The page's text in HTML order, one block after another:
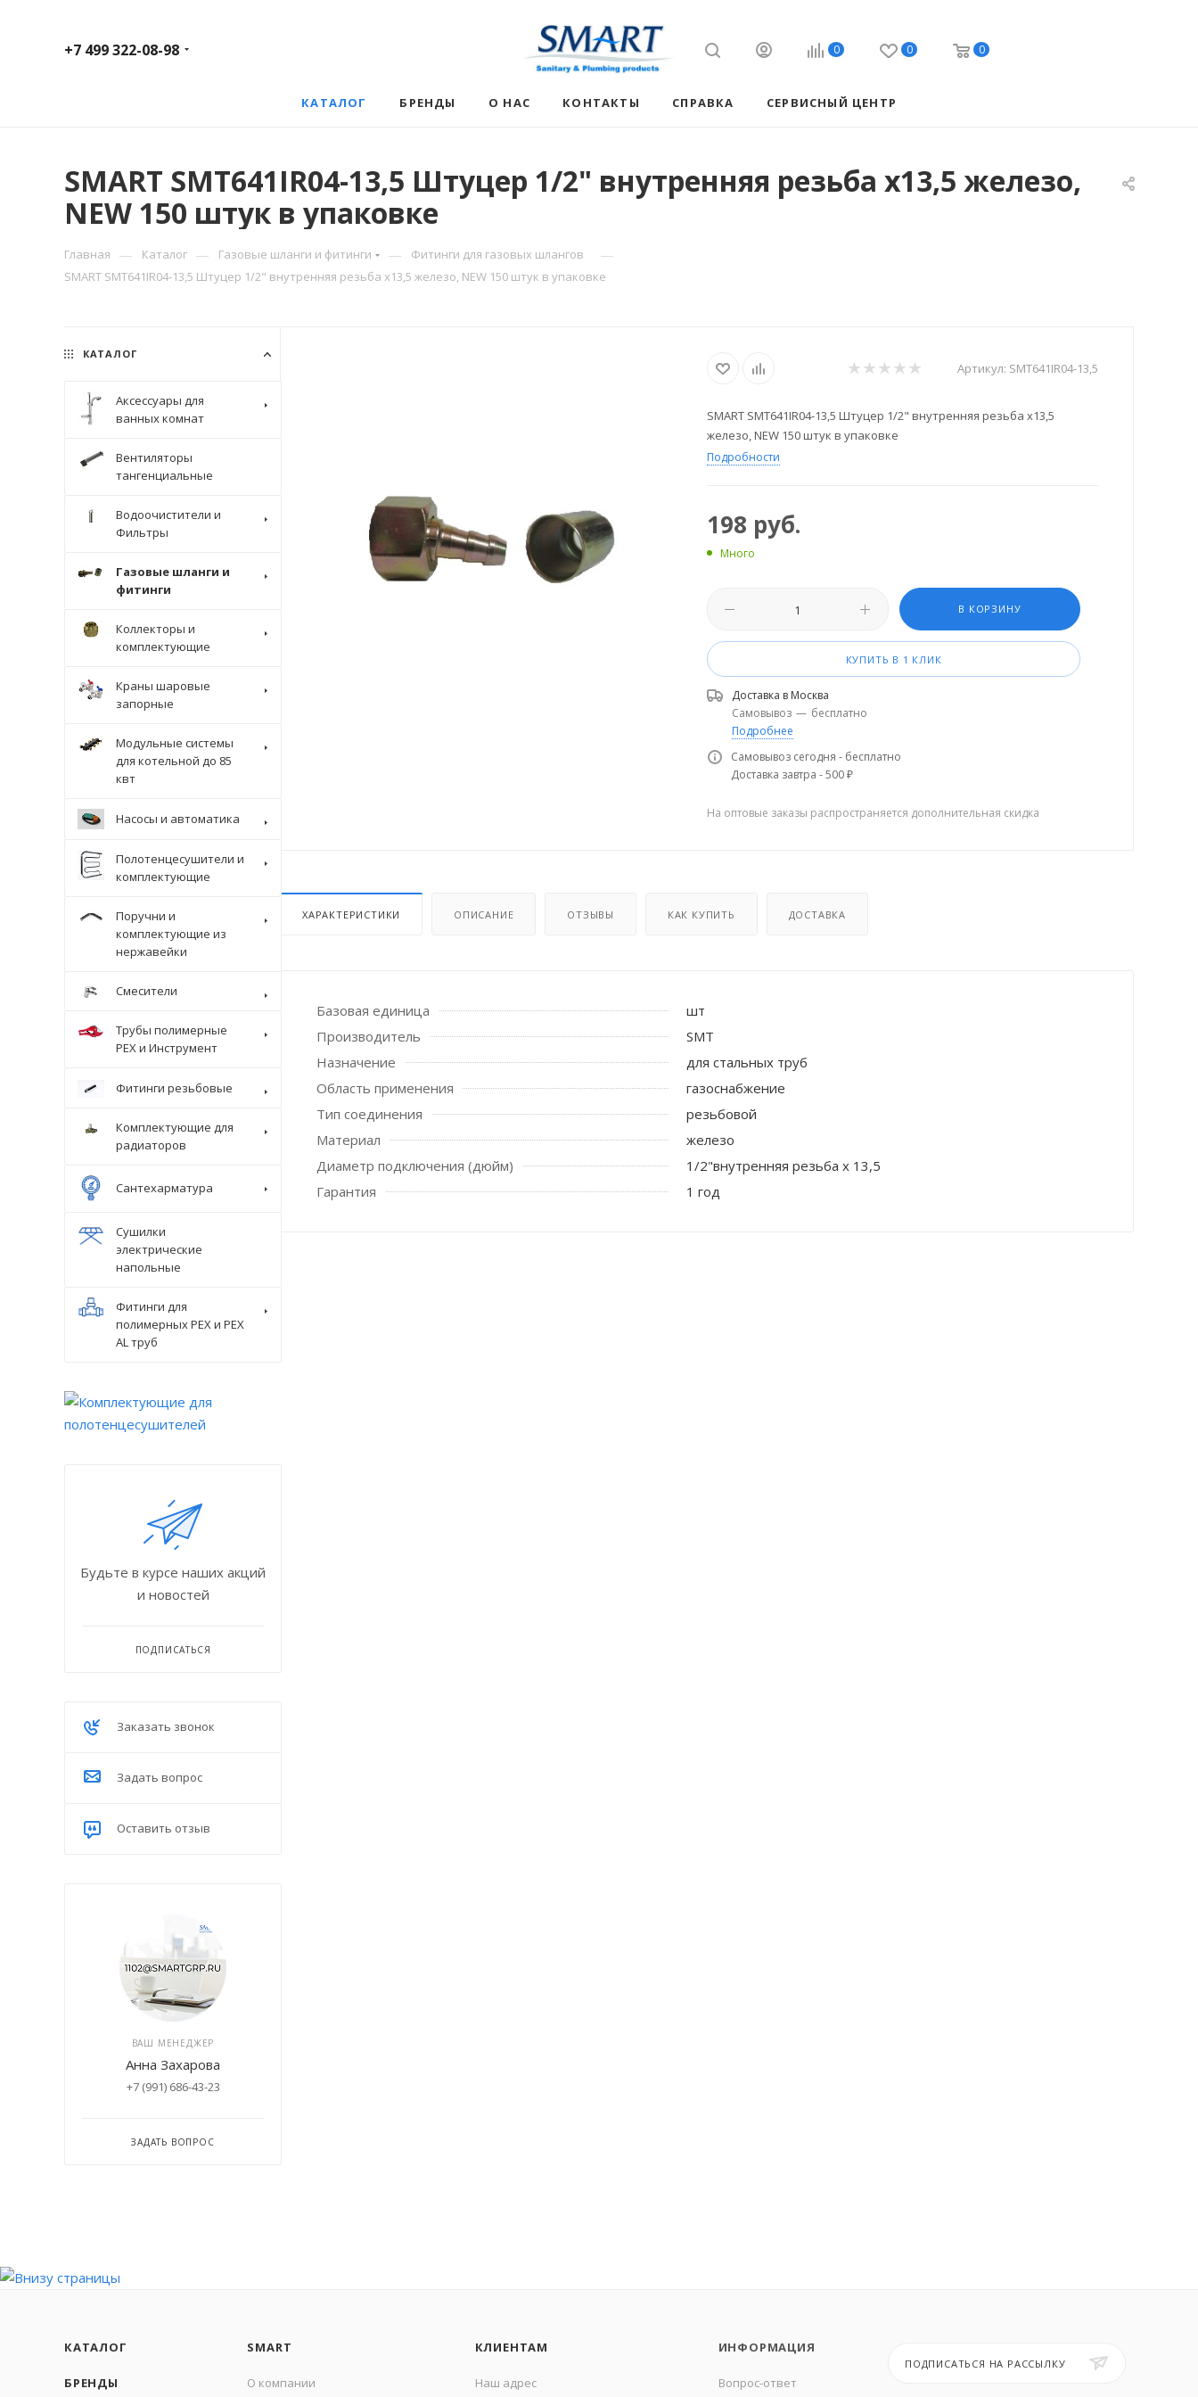
+7 499 322-08-98 0 0 0
КАТАЛОГ БРЕНДЫ О НАС КОНТАКТЫ СПРАВКА СЕРВИСНЫЙ ЦЕНТР
SMART SMT641IR04-13,5 Штуцер 1/2" внутренняя резьба х13,5 железо,
NEW 150 штук в упаковке
Главная — Каталог — Газовые шланги и фитинги — Фитинги для газовых шлангов —
SMART SMT641IR04-13,5 Штуцер 1/2" внутренняя резьба х13,5 железо, NEW 150 штук в упаковке
Артикул: SMT641IR04-13,5
SMART SMT641IR04-13,5 Штуцер 1/2" внутренняя резьба х13,5
железо, NEW 150 штук в упаковке
Подробности
198 руб.
Много
В КОРЗИНУ
КУПИТЬ В 1 КЛИК
Доставка в Москва
Самовывоз — бесплатно
Подробнее
Самовывоз сегодня - бесплатно
Доставка завтра - 500 ₽
На оптовые заказы распространяется дополнительная скидка
ХАРАКТЕРИСТИКИ ОПИСАНИЕ ОТЗЫВЫ КАК КУПИТЬ ДОСТАВКА
Базовая единица
шт
Производитель
SMT
Назначение
для стальных труб
Область применения
газоснабжение
Тип соединения
резьбовой
Материал
железо
Диаметр подключения (дюйм)
1/2"внутренняя резьба х 13,5
Гарантия
1 год
КАТАЛОГ
Аксессуары для
ванных комнат
Вентиляторы
тангенциальные
Водоочистители и
Фильтры
Газовые шланги и
фитинги
Коллекторы и
комплектующие
Краны шаровые
запорные
Модульные системы
для котельной до 85
квт
Насосы и автоматика
Полотенцесушители и
комплектующие
Поручни и
комплектующие из
нержавейки
Крепеж стоек для поручня
Смесители
Трубы полимерные
PEX и Инструмент
Фитинги резьбовые
Комплектующие для
радиаторов
Сантехарматура
Сушилки
электрические
напольные
Фитинги для
полимерных PEX и PEX
AL труб
Будьте в курсе наших акций
и новостей
ПОДПИСАТЬСЯ
Заказать звонок
Задать вопрос
Оставить отзыв
ВАШ МЕНЕДЖЕР
Анна Захарова
+7 (991) 686-43-23
ЗАДАТЬ ВОПРОС
КАТАЛОГ
БРЕНДЫ
SMART
О компании
КЛИЕНТАМ
Наш адрес
ИНФОРМАЦИЯ
Вопрос-ответ
ПОДПИСАТЬСЯ НА РАССЫЛКУ